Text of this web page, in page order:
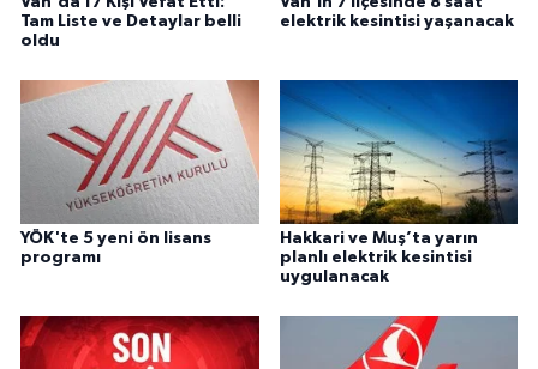
Tam Liste ve Detaylar belli
oldu
elektrik kesintisi yaşanacak
YÖK'te 5 yeni ön lisans
programı
Hakkari ve Muş’ta yarın
planlı elektrik kesintisi
uygulanacak